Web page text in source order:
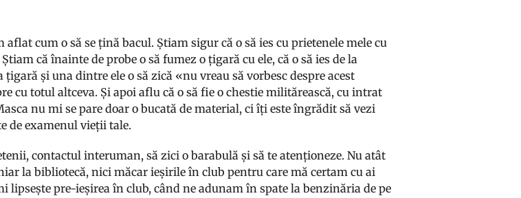
cum o să se țină bacul. Știam sigur că o să ies cu prietenele mele cu
că înainte de probe o să fumez o țigară cu ele, că o să ies de la
și una dintre ele o să zică «nu vreau să vorbesc despre acest
cu totul altceva. Și apoi aflu că o să fie o chestie militărească, cu intrat
nu mi se pare doar o bucată de material, ci îți este îngrădit să vezi
de examenul vieții tale.
contactul interuman, să zici o barabulă și să te atenționeze. Nu atât
la bibliotecă, nici măcar ieșirile în club pentru care mă certam cu ai
lipsește pre-ieșirea în club, când ne adunam în spate la benzinăria de pe